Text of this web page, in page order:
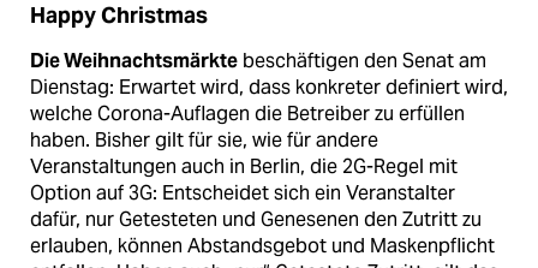
Happy Christmas
Die Weihnachtsmärkte beschäftigen den Senat am
Dienstag: Erwartet wird, dass konkreter definiert wird,
welche Corona-Auflagen die Betreiber zu erfüllen
haben. Bisher gilt für sie, wie für andere
Veranstaltungen auch in Berlin, die 2G-Regel mit
Option auf 3G: Entscheidet sich ein Veranstalter
dafür, nur Getesteten und Genesenen den Zutritt zu
erlauben, können Abstandsgebot und Maskenpflicht